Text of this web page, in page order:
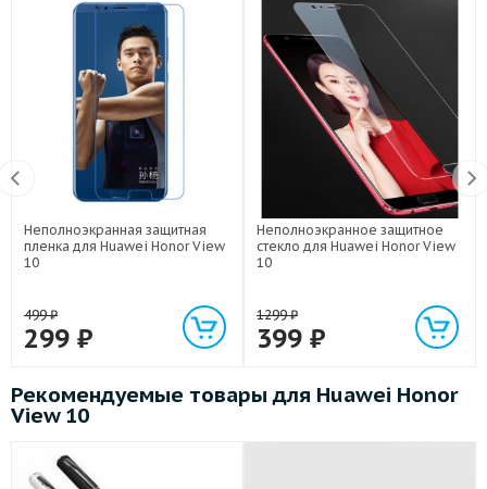
Неполноэкранная защитная
пленка для Huawei Honor View
10
499₽
299 ₽
Неполноэкранное защитное
стекло для Huawei Honor View
10
1299₽
399 ₽
Рекомендуемые товары для Huawei Honor
View 10